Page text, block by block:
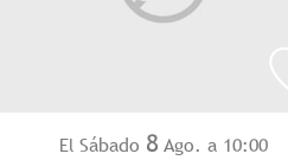
El Sábado 8 Ago. a 10:00